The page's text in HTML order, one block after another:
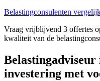
Belastingconsulenten
Vraag vrijblijvend 3 offertes
kwaliteit van de
investering met